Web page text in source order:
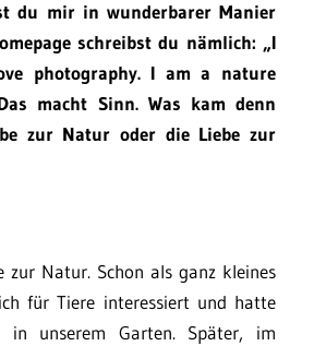
du mir in wunderbarer Manier
schreibst du nämlich: „I
photography. I am a nature
macht Sinn. Was kam denn
zur Natur oder die Liebe zur
zur Natur. Schon als ganz kleines
für Tiere interessiert und hatte
in unserem Garten. Später, im